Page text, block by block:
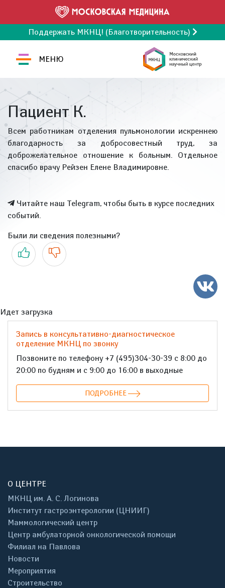
Поддержать МКНЦ! (Благотворительность)
МЕНЮ
Пациент К.
Всем работникам отделения пульмонологии искреннею
благодарность за добросовестный труд, за
доброжелательное отношение к больным. Отдельное
спасибо врачу Рейзен Елене Владимировне.
Читайте наш Telegram, чтобы быть в курсе последних
событий.
Были ли сведения полезными?
Да Нет
Идет загрузка
Запись в консультативно-диагностическое
отделение МКНЦ по звонку
Позвоните по телефону +7 (495)304-30-39 с 8:00 до
20:00 по будням и с 9:00 до 16:00 в выходные
ПОДРОБНЕЕ
О ЦЕНТРЕ
МКНЦ им. А. С. Логинова
Институт гастроэнтерологии (ЦНИИГ)
Маммологический центр
Центр амбулаторной онкологической помощи
Филиал на Павлова
Новости
Мероприятия
Строительство